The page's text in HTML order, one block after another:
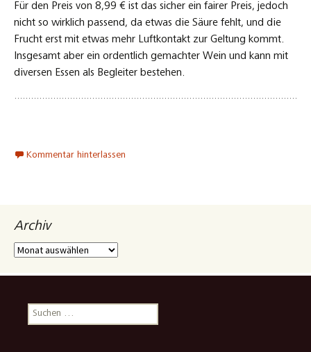
Für den Preis von 8,99 € ist das sicher ein fairer Preis, jedoch
nicht so wirklich passend, da etwas die Säure fehlt, und die
Frucht erst mit etwas mehr Luftkontakt zur Geltung kommt.
Insgesamt aber ein ordentlich gemachter Wein und kann mit
diversen Essen als Begleiter bestehen.
Kommentar hinterlassen
Archiv
Archiv
Suchen
nach: